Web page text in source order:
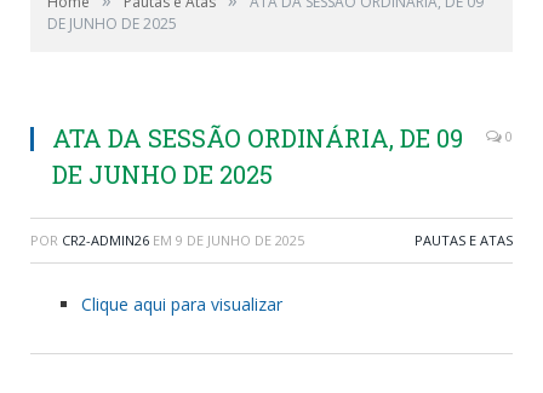
DE JUNHO DE 2025
ATA DA SESSÃO ORDINÁRIA, DE 09
DE JUNHO DE 2025
0
POR CR2-ADMIN26 EM 9 DE JUNHO DE 2025 PAUTAS E ATAS
Clique aqui para visualizar